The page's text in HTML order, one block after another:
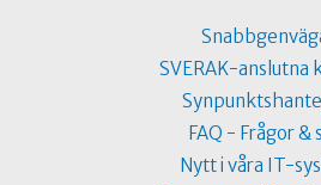
SVERAK-anslutna
FAQ - Frågor &
Nytt i våra IT-